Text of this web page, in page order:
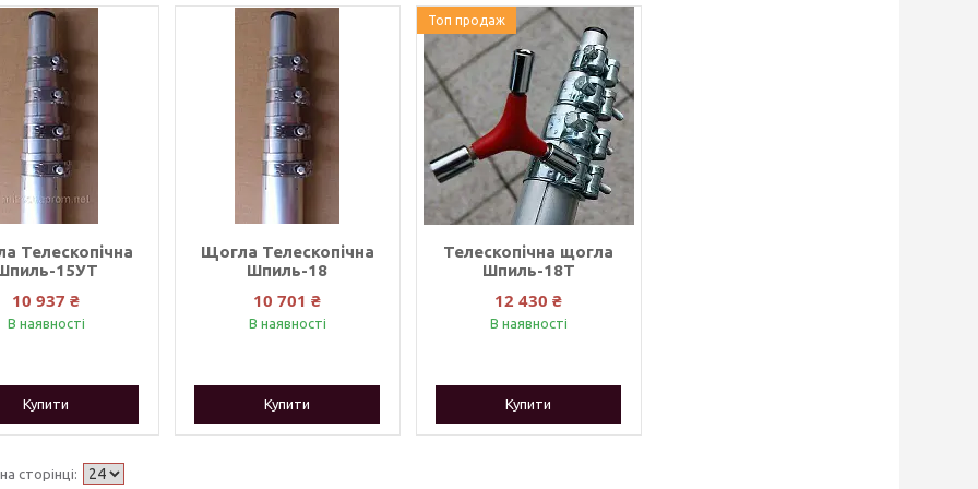
Телескопічна
15УТ
10 937 ₴
В наявності
Купити
Щогла Телескопічна
Шпиль-18
10 701 ₴
В наявності
Купити
Топ продаж
Телескопічна щогла
Шпиль-18Т
12 430 ₴
В наявності
Купити